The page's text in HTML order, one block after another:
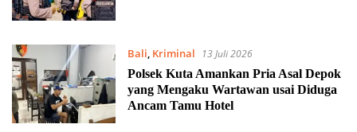
Bali, Kriminal
13 Juli 2026
Polsek Kuta Amankan Pria Asal Depok
yang Mengaku Wartawan usai Diduga
Ancam Tamu Hotel